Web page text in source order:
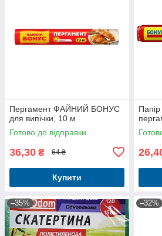
Пергамент ФАЙНИЙ БОНУС
для випічки, 10 м
Готово до відправки
36,30 ₴ 64 ₴
Купити
Папір
–35% –32%